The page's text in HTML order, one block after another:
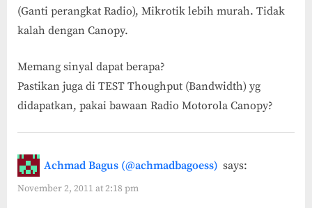
(Ganti perangkat Radio), Mikrotik lebih murah. Tidak
kalah dengan Canopy.
Memang sinyal dapat berapa?
Pastikan juga di TEST Thoughput (Bandwidth) yg
didapatkan, pakai bawaan Radio Motorola Canopy?
Achmad Bagus (@achmadbagoess) says:
November 2, 2011 at 2:18 pm